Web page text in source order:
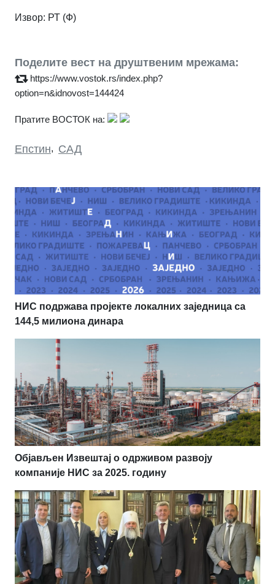
Извор: РТ (Ф)
Поделите вест на друштвеним мрежама:
https://www.vostok.rs/index.php?
option=n&idnovost=144424
Пратите ВОСТОК на:
Епстин, САД
НИС подржава пројекте локалних заједница са
144,5 милиона динара
Објављен Извештај о одрживом развоју
компаније НИС за 2025. годину